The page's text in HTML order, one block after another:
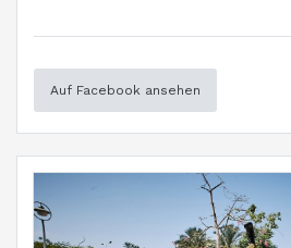
Auf Facebook ansehen